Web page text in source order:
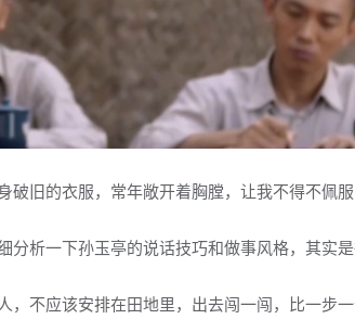
旧的衣服，常年敞开着胸膛，让我不得不佩服
析一下孙玉亭的说话技巧和做事风格，其实
不应该安排在田地里，出去闯一闯，比一步